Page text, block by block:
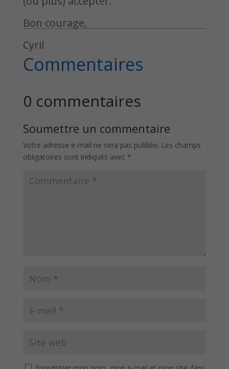
Bon courage,
Cyril
Commentaires
0 commentaires
Soumettre un commentaire
Votre adresse e-mail ne sera pas publiée. Les champs
obligatoires sont indiqués avec *